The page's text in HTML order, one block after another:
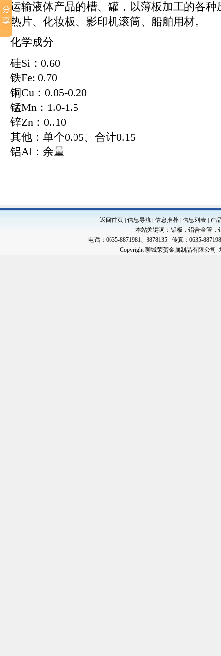
运输液体产品的槽、罐，以薄板加工的各
热片、化妆板、影印机滚筒、船舶用材。
化学成分
硅Si：0.60
铁Fe: 0.70
铜Cu：0.05-0.20
锰Mn：1.0-1.5
锌Zn：0..10
其他：单个0.05、合计0.15
铝Al：余量
返回首页 信息导航 信息推荐 信息列表
产
本站关键词： 铝板 ， 铝合金管 ，
电话：0635-8871981、8878135 传真：0635-
Copyright 聊城荣贺金属制品有限公